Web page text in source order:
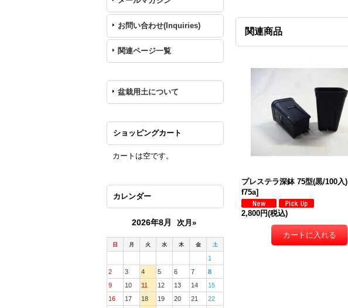
お問い合わせ(Inquiries)
関連ページ一覧
盆栽用土について
ショッピングカート
カートは空です。
カレンダー
2026年8月 次月»
日 月 火 水 木 金 土
1
2
3 4 5 6 7
8
9
10 11 12 13 14
15
16
17 18 19 20 21
22
関連商品
プレステラ深鉢 75型(黒/100入)
f75a]
2,800円(税込)